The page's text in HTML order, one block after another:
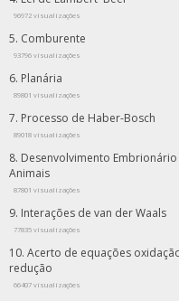
96972 visualizações
Comburente
93796 visualizações
Planária
89801 visualizações
Processo de Haber-Bosch
89018 visualizações
Desenvolvimento
Animais
87801 visualizações
Interações de van der Waals
77835 visualizações
Acerto de equações
redução
66407 visualizações